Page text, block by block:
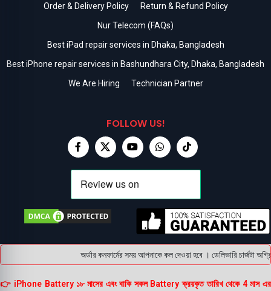
Order & Delivery Policy
Return & Refund Policy
Nur Telecom (FAQs)
Best iPad repair services in Dhaka, Bangladesh
Best iPhone repair services in Bashundhara City, Dhaka, Bangladesh
We Are Hiring
Technician Partner
FOLLOW US!
অর্ডার কনফার্মের সময় আপনাকে কল দেওয়া হবে । ডেলিভারি
👉 iPhone Battery ১৮ মাসের এবং বাকি সকল Battery ক্রয়কৃত তারিখ থেকে 4 মাস এর